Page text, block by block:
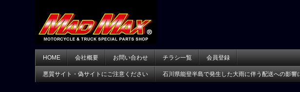
HOME 会社概要 お問い合わせ チラシ一覧 会員登録
悪質サイト・偽サイトにご注意ください 石川県能登半島で発生した大雨に伴う配送への影響